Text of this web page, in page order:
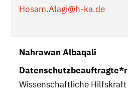
Hosam.Alagi@h-ka.de
Nahrawan Albaqali
Datenschutzbeauftragte*r
Wissenschaftliche Hilfskraft